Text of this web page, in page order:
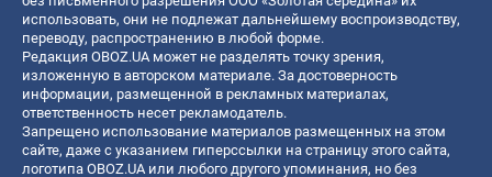
использовать, они не подлежат дальнейшему воспроизводству,
переводу, распространению в любой форме.
Редакция OBOZ.UA может не разделять точку зрения,
изложенную в авторском материале. За достоверность
информации, размещенной в рекламных материалах,
ответственность несет рекламодатель.
Запрещено использование материалов размещенных на этом
сайте, даже с указанием гиперссылки на страницу этого сайта,
логотипа OBOZ.UA или любого другого упоминания, но без